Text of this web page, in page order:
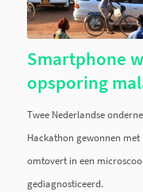
Smartphone
opsporing
Twee Nederlandse
Hackathon gewonnen met
omtovert in een
gediagnosticeerd.